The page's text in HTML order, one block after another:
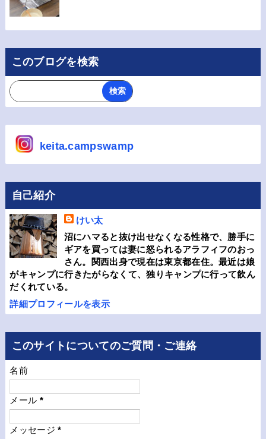
このブログを検索
keita.campswamp
自己紹介
けい太
沼にハマると抜け出せなくなる性格で、勝手に
ギアを買っては妻に怒られるアラフィフのおっ
さん。関西出身で現在は東京都在住。最近は娘
がキャンプに行きたがらなくて、独りキャンプに行って飲ん
だくれている。
詳細プロフィールを表示
このサイトについてのご質問・ご連絡
名前
メール *
メッセージ*